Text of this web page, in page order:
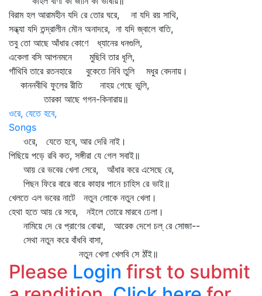
বিরাম হল আরামহীন যদি রে তোর ঘরে, না যদি রয় সাথি,
সন্ধ্যা যদি তন্দ্রালীন মৌন অনাদরে, না যদি জ্বালে বাতি,
তবু তো আছে আঁধার কোণে ধ্যানের ধনগুলি,
একেলা বসি আপনমনে মুছিবি তার ধূলি,
গাঁথিবি তারে রতনহারে বুকেতে নিবি তুলি মধুর বেদনায়।
কাননবীথি ফুলের রীতি নাহয় গেছে ভুলি,
তারকা আছে গগন-কিনারায়॥
ওরে, যেতে হবে,
Songs
ওরে, যেতে হবে, আর দেরি নাই।
পিছিয়ে পড়ে রবি কত, সঙ্গীরা যে গেল সবাই॥
আয় রে ভবের খেলা সেরে, আঁধার করে এসেছে রে,
পিছন ফিরে বারে বারে কাহার পানে চাহিস রে ভাই॥
খেলতে এল ভবের নাটে নতুন লোকে নতুন খেলা।
হেথা হতে আয় রে সরে, নইলে তোরে মারবে ঢেলা।
নামিয়ে দে রে প্রাণের বোঝা, আরেক দেশে চল্‌ রে সোজা--
সেথা নতুন করে বাঁধবি বাসা,
নতুন খেলা খেলবি সে ঠাঁই॥
Please Login first to submit